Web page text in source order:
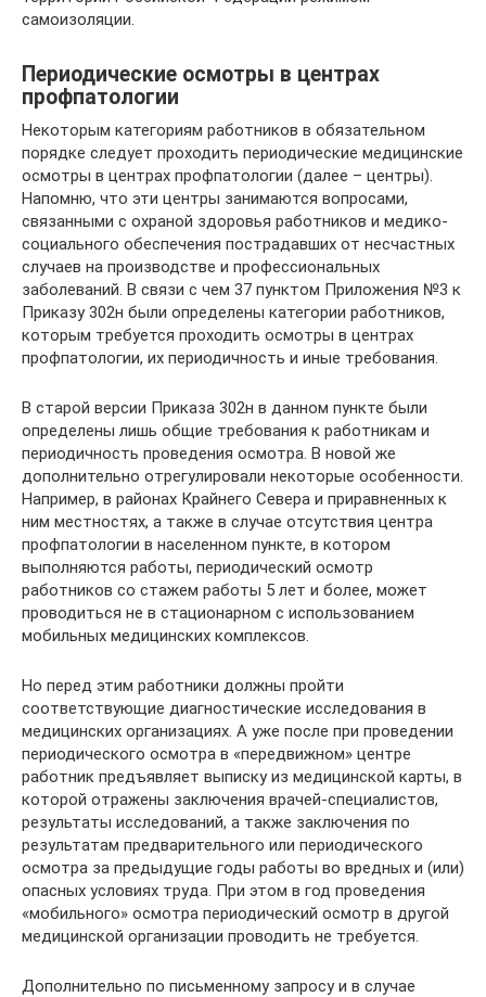
самоизоляции.
Периодические осмотры в центрах
профпатологии
Некоторым категориям работников в обязательном
порядке следует проходить периодические медицинские
осмотры в центрах профпатологии (далее – центры).
Напомню, что эти центры занимаются вопросами,
связанными с охраной здоровья работников и медико-
социального обеспечения пострадавших от несчастных
случаев на производстве и профессиональных
заболеваний. В связи с чем 37 пунктом Приложения №3 к
Приказу 302н были определены категории работников,
которым требуется проходить осмотры в центрах
профпатологии, их периодичность и иные требования.
В старой версии Приказа 302н в данном пункте были
определены лишь общие требования к работникам и
периодичность проведения осмотра. В новой же
дополнительно отрегулировали некоторые особенности.
Например, в районах Крайнего Севера и приравненных к
ним местностях, а также в случае отсутствия центра
профпатологии в населенном пункте, в котором
выполняются работы, периодический осмотр
работников со стажем работы 5 лет и более, может
проводиться не в стационарном с использованием
мобильных медицинских комплексов.
Но перед этим работники должны пройти
соответствующие диагностические исследования в
медицинских организациях. А уже после при проведении
периодического осмотра в «передвижном» центре
работник предъявляет выписку из медицинской карты, в
которой отражены заключения врачей-специалистов,
результаты исследований, а также заключения по
результатам предварительного или периодического
осмотра за предыдущие годы работы во вредных и (или)
опасных условиях труда. При этом в год проведения
«мобильного» осмотра периодический осмотр в другой
медицинской организации проводить не требуется.
Дополнительно по письменному запросу и в случае